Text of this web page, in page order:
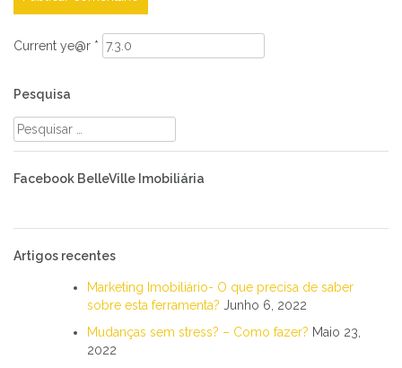
Current ye@r *
Pesquisa
Pesquisar
por:
Facebook BelleVille Imobiliária
Artigos recentes
Marketing Imobiliário- O que precisa de saber
sobre esta ferramenta? Junho 6, 2022
Mudanças sem stress? – Como fazer? Maio 23,
2022